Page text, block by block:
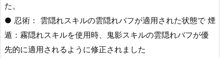
た。
● 忍術： 雲隠れスキルの雲隠れバフが適用された状態で 煙
遁：霧隠れスキルを使用時、鬼影スキルの雲隠れバフが優
先的に適用されるように修正されました